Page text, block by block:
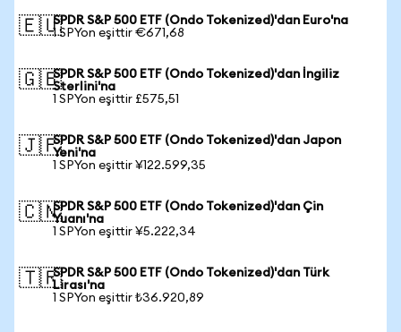
🇪🇺SPDR S&P 500 ETF (Ondo Tokenized)'dan Euro'na
1 SPYon eşittir €671,68
🇬🇧SPDR S&P 500 ETF (Ondo Tokenized)'dan İngiliz
Sterlini'na
1 SPYon eşittir £575,51
🇯🇵SPDR S&P 500 ETF (Ondo Tokenized)'dan Japon
Yeni'na
1 SPYon eşittir ¥122.599,35
🇨🇳SPDR S&P 500 ETF (Ondo Tokenized)'dan Çin
Yuanı'na
1 SPYon eşittir ¥5.222,34
🇹🇷SPDR S&P 500 ETF (Ondo Tokenized)'dan Türk
Lirası'na
1 SPYon eşittir ₺36.920,89